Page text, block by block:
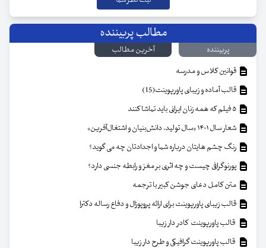
مطالب پربیننده
پربیننده
آخرین مطالب
قوانین کلاس و مدرسه
قالب آماده و زیبای پاورپوینت(15)
شعار سال ۱۴۰۱ «سال تولید، دانش‌بنیان و اشتغال‌آفرین»
رنگ چشم هایتان درباره شما و اجدادتان چه می گوید؟
پورنوگرافی چیست و چه اثری بر مغز و رابطه جنسی دارد؟
متن کامل دعای جوشن کبیر با ترجمه
قالب زیبای پاورپوینت برای ارائه پروپوزال و دفاع رساله دکترا
قالب پاورپوینت کادر دار زیبا
قالب پاورپوینت گرافیکی و طرح دار زیبا